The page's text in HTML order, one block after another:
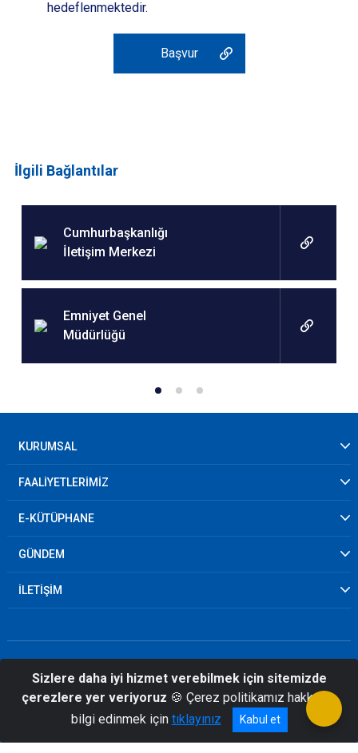
hedeflenmektedir.
Başvur
İlgili Bağlantılar
Cumhurbaşkanlığı
İletişim Merkezi
Emniyet Genel
Müdürlüğü
KURUMSAL
FAALİYETLERİMİZ
E-KÜTÜPHANE
GÜNDEM
İLETİŞİM
© 2026 Giresun İl Afet ve Acil Durum
Müdürlüğü
Sizlere daha iyi hizmet verebilmek için sitemizde
çerezlere yer veriyoruz 🍪 Çerez politikamız hakkında
bilgi edinmek için tıklayınız Kabul et